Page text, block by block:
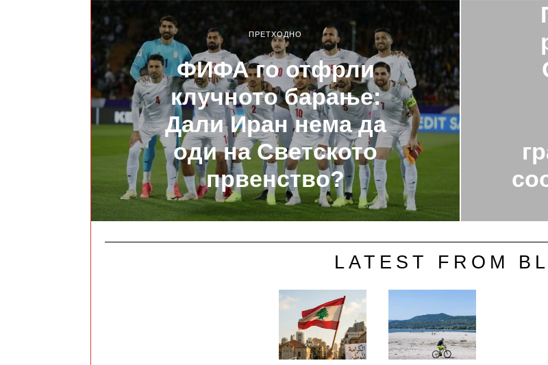
ПРЕТХОДНО
ФИФА го отфрли
клучното барање:
Дали Иран нема да
оди на Светското
првенство?
LATEST FROM